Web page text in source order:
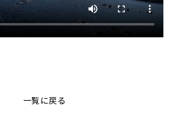
一覧に戻る